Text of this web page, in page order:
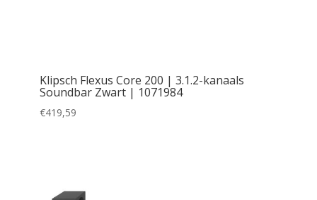
Klipsch Flexus Core 200 | 3.1.2-kanaals
Soundbar Zwart | 1071984
€419,59